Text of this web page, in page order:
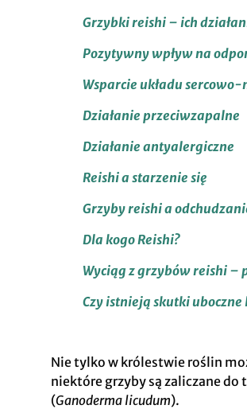
Grzybki reishi – ich
Pozytywny wpływ na
Wsparcie układu
Działanie przeciwzapalne
Działanie antyalergiczne
Reishi a starzenie się
Grzyby reishi a
Dla kogo Reishi?
Wyciąg z grzybów reishi –
Czy istnieją skutki
Nie tylko w królestwie roślin
niektóre grzyby są zaliczane do
(Ganoderma licudum).